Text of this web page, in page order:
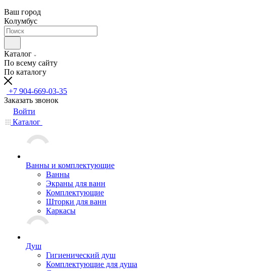
Ваш город
Колумбус
Каталог
По всему сайту
По каталогу
+7 904-669-03-35
Заказать звонок
Войти
Каталог
Ванны и комплектующие
Ванны
Экраны для ванн
Комплектующие
Шторки для ванн
Каркасы
Душ
Гигиенический душ
Комплектующие для душа